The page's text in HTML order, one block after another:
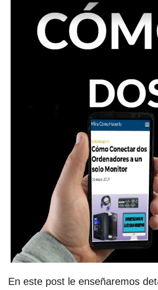
En este post le enseñaremos